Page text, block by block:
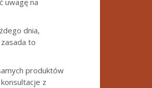
uwagę na
dnia,
to
produktów
z